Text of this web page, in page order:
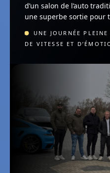
d’un salon de l’auto
une superbe sortie pour
UNE JOURNÉE
DE VITESSE ET